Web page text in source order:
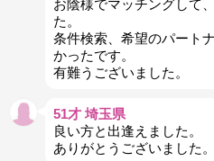
お陰様でマッチングして
た。
条件検索、希望のパート
かったです。
有難うございました。
51才 埼玉県
良い方と出逢えました。
ありがとうございました。